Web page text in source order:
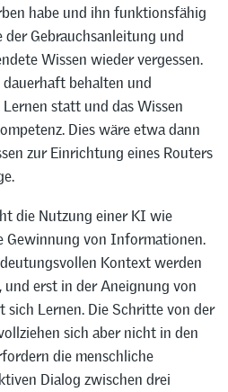
habe und ihn funktionsfähig
Gebrauchsanleitung und
Wissen wieder vergessen.
behalten und
statt und das Wissen
Dies wäre etwa dann
zur Einrichtung eines Routers
die Nutzung einer KI wie
Gewinnung von Informationen.
Kontext werden
erst in der Aneignung von
sich Lernen. Die Schritte von der
sich aber nicht in den
die menschliche
Dialog zwischen drei